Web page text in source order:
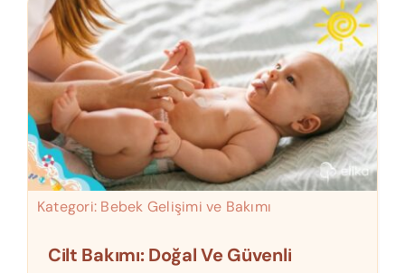
Kategori: Bebek Gelişimi ve Bakımı
Cilt Bakımı: Doğal Ve Güvenli